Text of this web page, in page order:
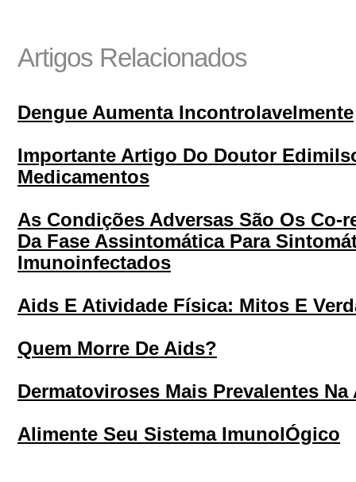
Artigos Relacionados
Dengue Aumenta Incontrolavelmente
Importante Artigo Do Doutor
Medicamentos
As Condições Adversas São Os Co-
Da Fase Assintomática Para
Imunoinfectados
Aids E Atividade Física: Mitos E
Quem Morre De Aids?
Dermatoviroses Mais Prevalentes
Alimente Seu Sistema ImunolÓgico